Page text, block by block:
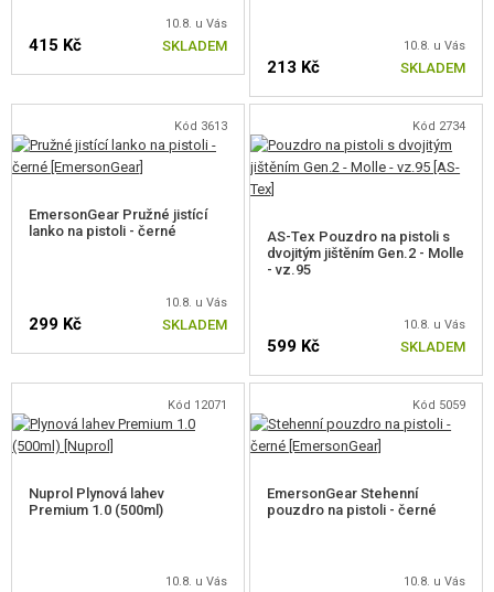
10.8. u Vás
415 Kč SKLADEM 10.8. u Vás
213 Kč SKLADEM
Kód 3613
EmersonGear Pružné jistící
lanko na pistoli - černé
10.8. u Vás
299 Kč SKLADEM
Kód 2734
AS-Tex Pouzdro na pistoli s
dvojitým jištěním Gen.2 - Molle
- vz.95
10.8. u Vás
599 Kč SKLADEM
Kód 12071
Nuprol Plynová lahev
Premium 1.0 (500ml)
10.8. u Vás
Kód 5059
EmersonGear Stehenní
pouzdro na pistoli - černé
10.8. u Vás